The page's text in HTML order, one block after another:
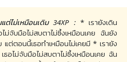
ต่ไม่เหมือนเดิม 34XP : * เรายังเดิน
ม่จับมือไม่สบตาไม่ซึ้งเหมือนเคย ฉันยัง
แต่ตอนนี้เธอทำเหมือนไม่เคยมี * เรายัง
ธอไม่จับมือไม่สบตาไม่ซึ้งเหมือนเคย ฉัน